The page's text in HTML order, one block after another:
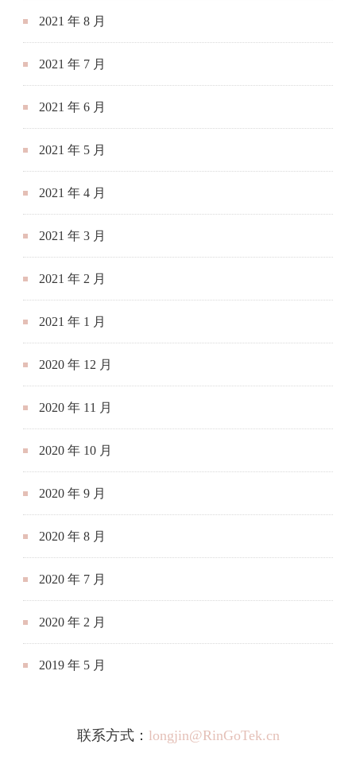
2021 年 8 月
2021 年 7 月
2021 年 6 月
2021 年 5 月
2021 年 4 月
2021 年 3 月
2021 年 2 月
2021 年 1 月
2020 年 12 月
2020 年 11 月
2020 年 10 月
2020 年 9 月
2020 年 8 月
2020 年 7 月
2020 年 2 月
2019 年 5 月
联系方式： longjin@RinGoTek.cn